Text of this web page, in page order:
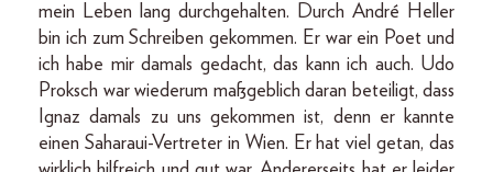
mein Leben lang durchgehalten. Durch André Heller
bin ich zum Schreiben gekommen. Er war ein Poet und
ich habe mir damals gedacht, das kann ich auch. Udo
Proksch war wiederum maßgeblich daran beteiligt, dass
Ignaz damals zu uns gekommen ist, denn er kannte
einen Saharaui-Vertreter in Wien. Er hat viel getan, das